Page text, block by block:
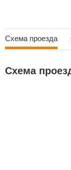
Схема проезда
Схема